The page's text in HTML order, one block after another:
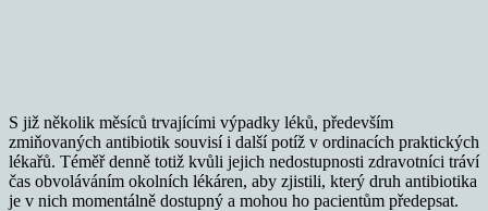
S již několik měsíců trvajícími výpadky léků, především
zmiňovaných antibiotik souvisí i další potíž v ordinacích praktických
lékařů. Téměř denně totiž kvůli jejich nedostupnosti zdravotníci tráví
čas obvoláváním okolních lékáren, aby zjistili, který druh antibiotika
je v nich momentálně dostupný a mohou ho pacientům předepsat.